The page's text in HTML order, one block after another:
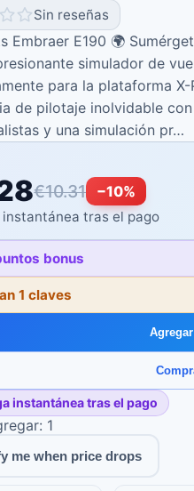
Sin reseñas
Embraer E190 🌍
simulador de
para la plataforma
de pilotaje inolvidable
y una simulación pr…
€10.31 −10%
instantánea tras el pago
bonus
1 claves
instantánea tras el pago
1
me when price drops